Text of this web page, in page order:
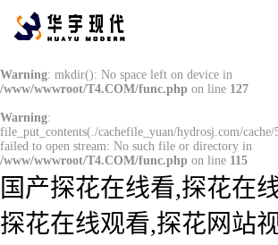
Warning: mkdir(): No space left on device in
/www/wwwroot/T4.COM/func.php on line 127
Warning:
file_put_contents(./cachefile_yuan/hydrosj.com/
failed to open stream: No such file or directory in
/www/wwwroot/T4.COM/func.php on line 115
国产探花在线看,探花在
探花在线观看,探花网站